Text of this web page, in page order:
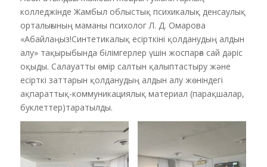
колледжінде Жамбыл облыстық психикалық денсаулық
орталығының маманы психолог Л. Д. Омарова
«Абайлаңыз!Синтетикалық есірткіні қолданудың алдын
алу» тақырыбында білімгерлер үшін жоспарға сай дәріс
оқыды. Салауатты өмір салтын қалыптастыру және
есірткі заттарын қолданудың алдын алу жөніндегі
ақпараттық-коммуникациялық материал (парақшалар,
буклеттер)таратылды.